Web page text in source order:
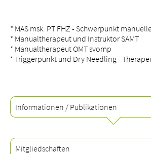
Über uns
Blog
Zuweisende
Fachbereiche
Personen
Notaufnahme
* MAS msk. PT FHZ - Schwerpunkt
* Manualtherapeut und Instruktor SAMT
* Manualtherapeut OMT svomp
* Triggerpunkt und Dry Needling -
Informationen / Publikationen
Mitgliedschaften